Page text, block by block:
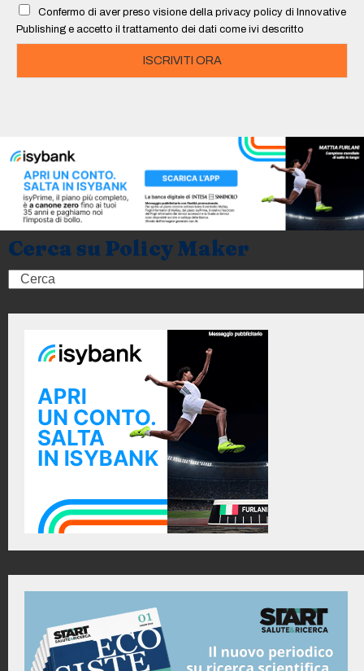
*
Confermo di aver preso visione della privacy policy di Innovative
Publishing e accetto il trattamento dei dati come ivi descritto
ISCRIVITI ORA
Cerca su Policy Maker
Search